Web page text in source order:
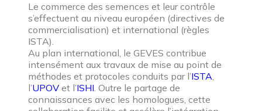
Le commerce des semences et leur contrôle
s’effectuent au niveau européen (directives de
commercialisation) et international (règles
ISTA).
Au plan international, le GEVES contribue
intensément aux travaux de mise au point de
méthodes et protocoles conduits par l’ISTA,
l’UPOV et l’ISHI. Outre le partage de
connaissances avec les homologues, cette